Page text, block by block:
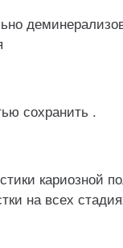
сохранить .
кариозной
на всех